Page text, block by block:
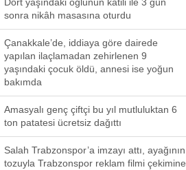
sonra nikâh masasına oturdu
Çanakkale’de, iddiaya göre dairede
yapılan ilaçlamadan zehirlenen 9
yaşındaki çocuk öldü, annesi ise yoğun
bakımda
Amasyalı genç çiftçi bu yıl mutluluktan 6
ton patatesi ücretsiz dağıttı
Salah Trabzonspor’a imzayı attı, ayağının
tozuyla Trabzonspor reklam filmi çekimine